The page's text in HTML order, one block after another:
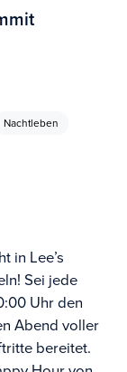
Nachtleben
in Lee’s
Sei jede
Uhr den
Abend voller
bereitet.